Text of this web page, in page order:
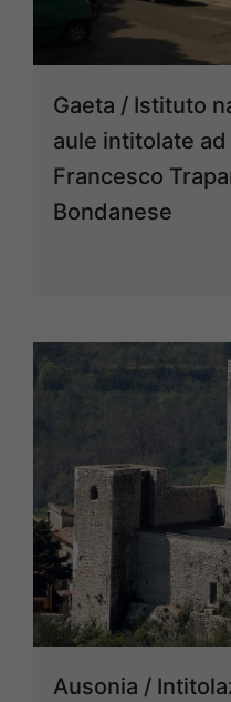
Gaeta / Istituto
aule intitolate
Francesco
Bondanese
Ausonia /